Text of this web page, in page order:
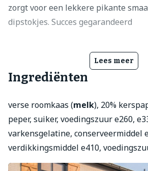
zorgt voor een lekkere pikante
dipstokjes. Succes gegarandeerd
Lees meer
Ingrediënten
verse roomkaas (melk), 20%
peper, suiker, voedingszuur e260,
varkensgelatine, conserveermiddel
verdikkingsmiddel e410,